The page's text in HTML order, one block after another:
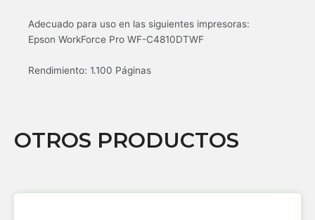
Adecuado para uso en las siguientes impresoras:
Epson WorkForce Pro WF-C4810DTWF
Rendimiento: 1.100 Páginas
OTROS PRODUCTOS